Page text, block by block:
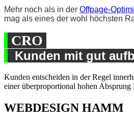
Mehr noch als in der Offpage-
mag als eines der wohl höchsten
CRO
Kunden mit gut
Kunden entscheiden in der Regel
einer überproportional hohen
WEBDESIGN HAMM